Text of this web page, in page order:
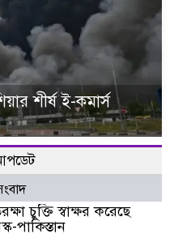
শীর্ষ ই-কমার্স
চুক্তি স্বাক্ষর করেছে
পাকিস্তান